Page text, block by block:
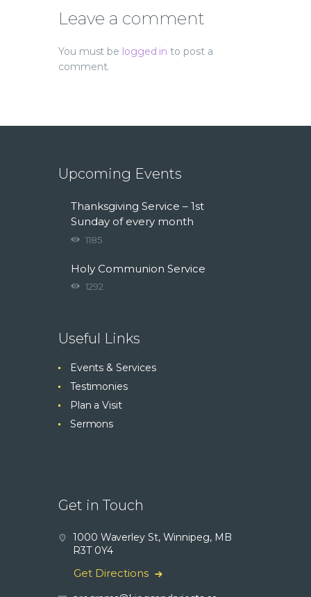
Leave a comment
You must be logged in to post a
comment.
Upcoming Events
Thanksgiving Service – 1st
Sunday of every month
1185
Holy Communion Service
1292
Useful Links
Events & Services
Testimonies
Plan a Visit
Sermons
Get in Touch
1000 Waverley St, Winnipeg, MB
R3T 0Y4
Get Directions